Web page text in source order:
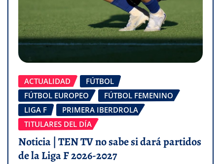
ACTUALIDAD
FÚTBOL
FÚTBOL EUROPEO
FÚTBOL FEMENINO
LIGA F
PRIMERA IBERDROLA
TITULARES DEL DÍA
Noticia | TEN TV no sabe si dará partidos
de la Liga F 2026-2027